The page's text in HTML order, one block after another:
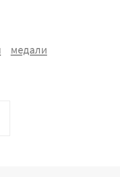
медали